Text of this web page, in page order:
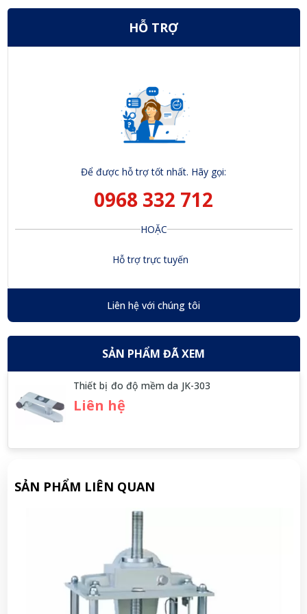
HỖ TRỢ
Để được hỗ trợ tốt nhất. Hãy gọi:
0968 332 712
HOẶC
Hỗ trợ trực tuyến
Liên hệ với chúng tôi
SẢN PHẨM ĐÃ XEM
Thiết bị đo độ mềm da JK-303
Liên hệ
SẢN PHẨM LIÊN QUAN